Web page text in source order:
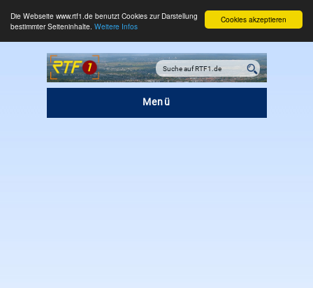
Cookies akzeptieren
Die Webseite www.rtf1.de benutzt Cookies zur Darstellung
bestimmter Seiteninhalte. Weitere Infos
Menü